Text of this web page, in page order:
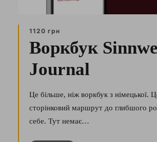
1120 грн
Воркбук
Journal
Це більше, ніж воркбук з німецької.
сторінковий маршрут до глибшого
себе. Тут немає…